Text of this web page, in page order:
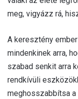
meg, vigyázz rá,
A keresztény
mindenkinek arra,
szabad senkit arra
rendkívüli
meghosszabbítsa